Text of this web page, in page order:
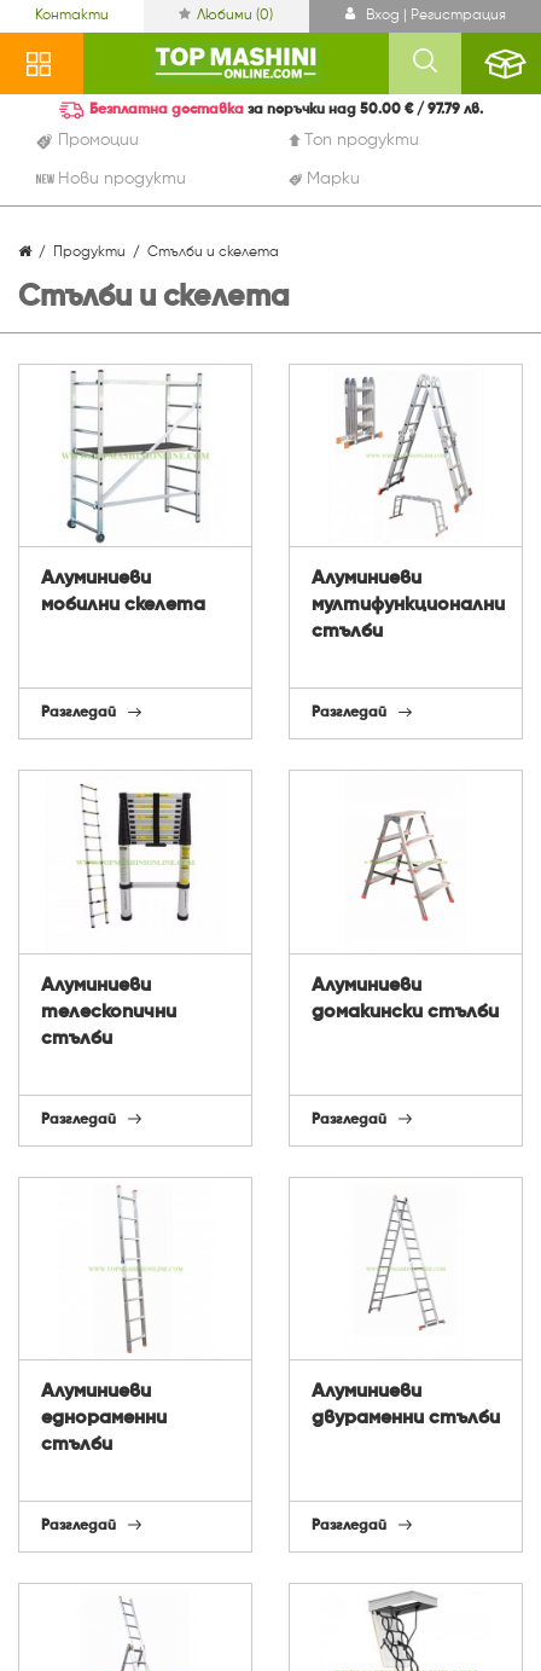
Контакти Любими (0) Вход | Регистрация
Промоции Топ продукти
Нови продукти Марки
Безплатна доставка за поръчки над 50.00 € / 97.79 лв.
Продукти Стълби и скелета
Стълби и скелета
Алуминиеви
мобилни скелета
Разгледай
Алуминиеви
мултифункционални
стълби
Разгледай
Алуминиеви
телескопични
стълби
Разгледай
Алуминиеви
домакински стълби
Разгледай
Алуминиеви
еднораменни
стълби
Разгледай
Алуминиеви
двураменни стълби
Разгледай